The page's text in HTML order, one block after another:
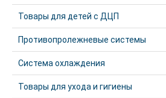
Товары для детей с ДЦП
Противопролежневые системы
Система охлаждения
Товары для ухода и гигиены